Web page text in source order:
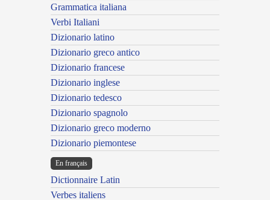
Grammatica italiana
Verbi Italiani
Dizionario latino
Dizionario greco antico
Dizionario francese
Dizionario inglese
Dizionario tedesco
Dizionario spagnolo
Dizionario greco moderno
Dizionario piemontese
En français
Dictionnaire Latin
Verbes italiens